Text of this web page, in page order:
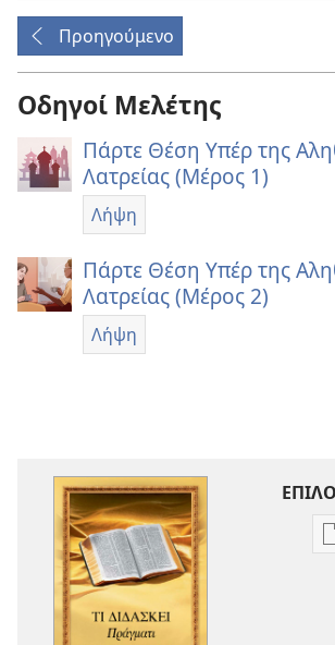
Προηγούμενο
Οδηγοί Μελέτης
Πάρτε Θέση Υπέρ της
Λατρείας (Μέρος 1)
Λήψη
Πάρτε Θέση Υπέρ της
Λατρείας (Μέρος 2)
Λήψη